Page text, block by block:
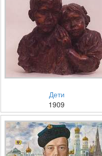
Дети
1909